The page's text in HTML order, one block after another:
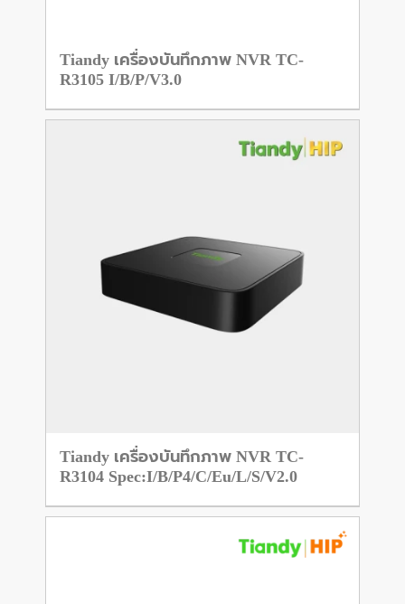
Tiandy เครื่องบันทึกภาพ NVR TC-
R3105 I/B/P/V3.0
Tiandy เครื่องบันทึกภาพ NVR TC-
R3104 Spec:I/B/P4/C/Eu/L/S/V2.0